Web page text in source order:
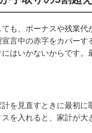
も、ボーナスや残業
言中の赤字をカバー
はいかないからです。
を見直すときに最初
を入れると、家計が大